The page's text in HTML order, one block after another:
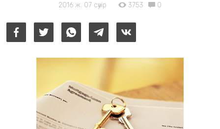
2016 ж. 07 сәуір 3753 0